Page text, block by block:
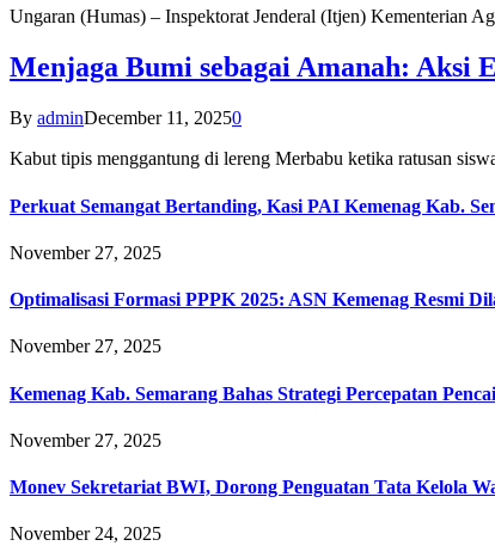
Ungaran (Humas) – Inspektorat Jenderal (Itjen) Kementerian
Menjaga Bumi sebagai Amanah: Aksi
By adminDecember 11, 20250
Kabut tipis menggantung di lereng Merbabu ketika ratusan
Perkuat Semangat Bertanding, Kasi PAI Kemenag Kab.
November 27, 2025
Optimalisasi Formasi PPPK 2025: ASN Kemenag Resmi
November 27, 2025
Kemenag Kab. Semarang Bahas Strategi Percepatan
November 27, 2025
Monev Sekretariat BWI, Dorong Penguatan Tata Kelola
November 24, 2025